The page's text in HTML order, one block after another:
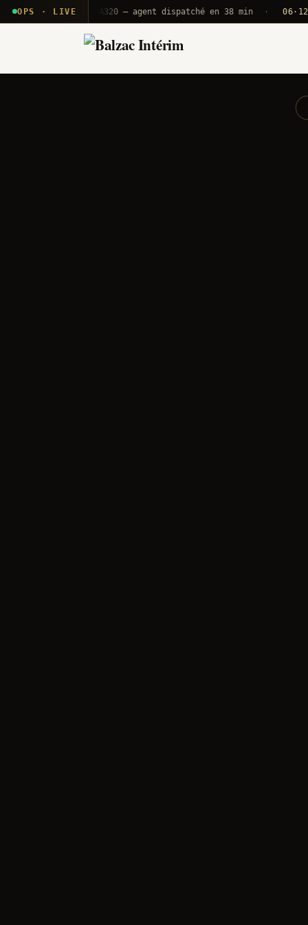
OPS · LIVE
T2E · B71 Push A320 — agent dispatché en 38 min · 06·12 UTC